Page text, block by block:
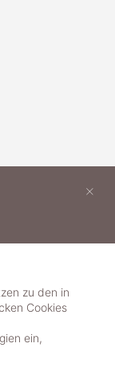
zu den in
Cookies
ein,
×